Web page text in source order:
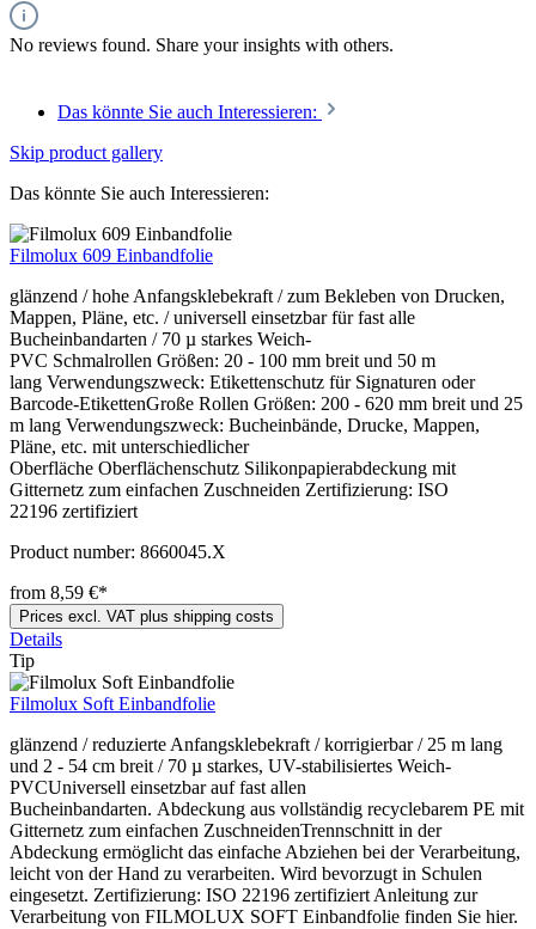
No reviews found. Share your insights with others.
Das könnte Sie auch Interessieren:
Skip product gallery
Das könnte Sie auch Interessieren:
Filmolux 609 Einbandfolie
glänzend / hohe Anfangsklebekraft / zum Bekleben von Drucken,
Mappen, Pläne, etc. / universell einsetzbar für fast alle
Bucheinbandarten / 70 µ starkes Weich-
PVC Schmalrollen Größen: 20 - 100 mm breit und 50 m
lang Verwendungszweck: Etikettenschutz für Signaturen oder
Barcode-EtikettenGroße Rollen Größen: 200 - 620 mm breit und 25
m lang Verwendungszweck: Bucheinbände, Drucke, Mappen,
Pläne, etc. mit unterschiedlicher
Oberfläche Oberflächenschutz Silikonpapierabdeckung mit
Gitternetz zum einfachen Zuschneiden Zertifizierung: ISO
22196 zertifiziert
Product number: 8660045.X
from 8,59 €*
Prices excl. VAT plus shipping costs
Details
Tip
Filmolux Soft Einbandfolie
glänzend / reduzierte Anfangsklebekraft / korrigierbar / 25 m lang
und 2 - 54 cm breit / 70 µ starkes, UV-stabilisiertes Weich-
PVCUniversell einsetzbar auf fast allen
Bucheinbandarten. Abdeckung aus vollständig recyclebarem PE mit
Gitternetz zum einfachen ZuschneidenTrennschnitt in der
Abdeckung ermöglicht das einfache Abziehen bei der Verarbeitung,
leicht von der Hand zu verarbeiten. Wird bevorzugt in Schulen
eingesetzt. Zertifizierung: ISO 22196 zertifiziert Anleitung zur
Verarbeitung von FILMOLUX SOFT Einbandfolie finden Sie hier.